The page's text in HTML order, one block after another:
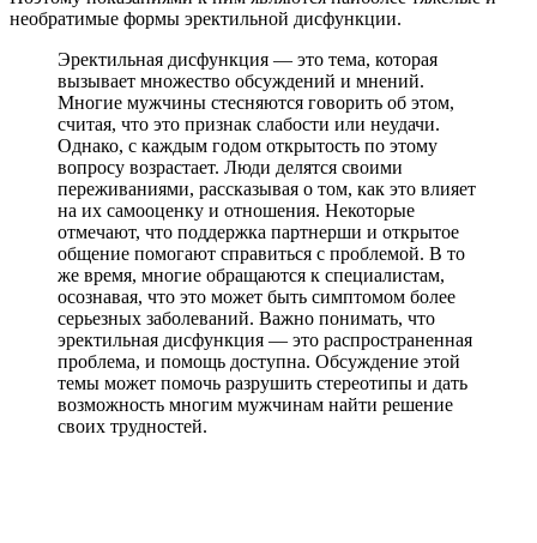
необратимые формы эректильной дисфункции.
Эректильная дисфункция — это тема, которая
вызывает множество обсуждений и мнений.
Многие мужчины стесняются говорить об этом,
считая, что это признак слабости или неудачи.
Однако, с каждым годом открытость по этому
вопросу возрастает. Люди делятся своими
переживаниями, рассказывая о том, как это влияет
на их самооценку и отношения. Некоторые
отмечают, что поддержка партнерши и открытое
общение помогают справиться с проблемой. В то
же время, многие обращаются к специалистам,
осознавая, что это может быть симптомом более
серьезных заболеваний. Важно понимать, что
эректильная дисфункция — это распространенная
проблема, и помощь доступна. Обсуждение этой
темы может помочь разрушить стереотипы и дать
возможность многим мужчинам найти решение
своих трудностей.